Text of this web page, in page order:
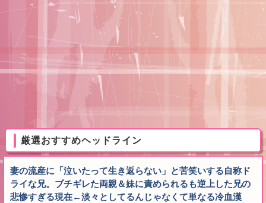
厳選おすすめヘッドライン
妻の流産に「泣いたって生き返らない」と苦笑いする自称ド
ライな兄。ブチギレた両親＆妹に責められるも逆上した兄の
悲惨すぎる現在←淡々としてるんじゃなくて単なる冷血漢